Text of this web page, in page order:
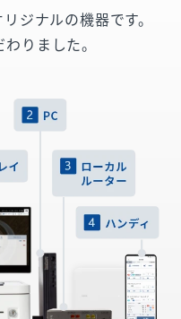
ジナルの機器です。
りました。